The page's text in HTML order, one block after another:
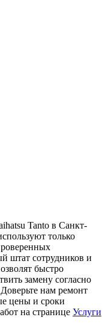
Tanto в Санкт-
только
штат сотрудников и
быстро
замену согласно
нам ремонт
цены и сроки
на странице Услуги